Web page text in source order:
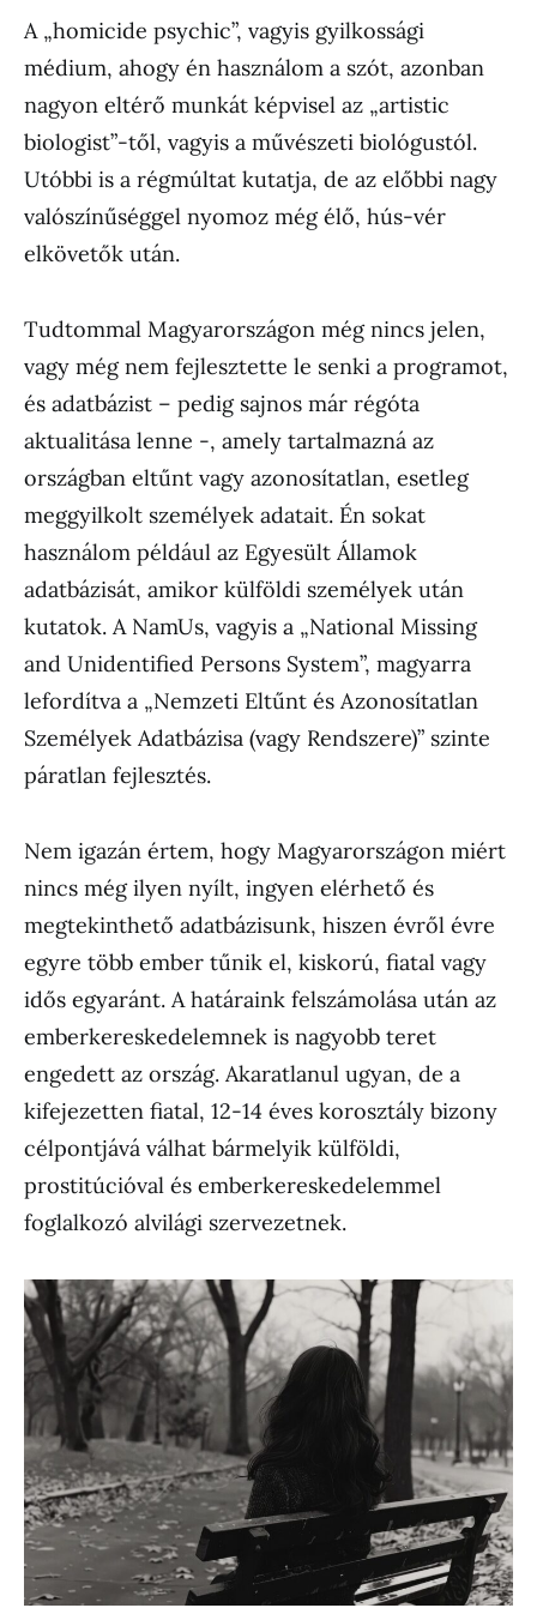
A „homicide psychic”, vagyis gyilkossági
médium, ahogy én használom a szót, azonban
nagyon eltérő munkát képvisel az „artistic
biologist”-től, vagyis a művészeti biológustól.
Utóbbi is a régmúltat kutatja, de az előbbi nagy
valószínűséggel nyomoz még élő, hús-vér
elkövetők után.
Tudtommal Magyarországon még nincs jelen,
vagy még nem fejlesztette le senki a programot,
és adatbázist – pedig sajnos már régóta
aktualitása lenne -, amely tartalmazná az
országban eltűnt vagy azonosítatlan, esetleg
meggyilkolt személyek adatait. Én sokat
használom például az Egyesült Államok
adatbázisát, amikor külföldi személyek után
kutatok. A NamUs, vagyis a „National Missing
and Unidentified Persons System”, magyarra
lefordítva a „Nemzeti Eltűnt és Azonosítatlan
Személyek Adatbázisa (vagy Rendszere)” szinte
páratlan fejlesztés.
Nem igazán értem, hogy Magyarországon miért
nincs még ilyen nyílt, ingyen elérhető és
megtekinthető adatbázisunk, hiszen évről évre
egyre több ember tűnik el, kiskorú, fiatal vagy
idős egyaránt. A határaink felszámolása után az
emberkereskedelemnek is nagyobb teret
engedett az ország. Akaratlanul ugyan, de a
kifejezetten fiatal, 12-14 éves korosztály bizony
célpontjává válhat bármelyik külföldi,
prostitúcióval és emberkereskedelemmel
foglalkozó alvilági szervezetnek.